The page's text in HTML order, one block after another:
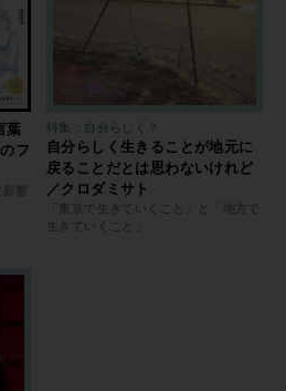
葉
フ
響
特集：自分らしく？
自分らしく生きることが地元に
戻ることだとは思わないけれど
／クロダミサト
「東京で生きていくこと」と「地方で
生きていくこと」